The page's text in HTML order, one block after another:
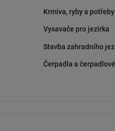
Krmiva, ryby a
Vysavače pro jezírka
Stavba zahradního
Čerpadla a